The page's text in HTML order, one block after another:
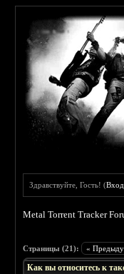
Здравствуйте, Гость! (Вход
Metal Torrent Tracker
Страницы (21): «
Как вы относитесь к